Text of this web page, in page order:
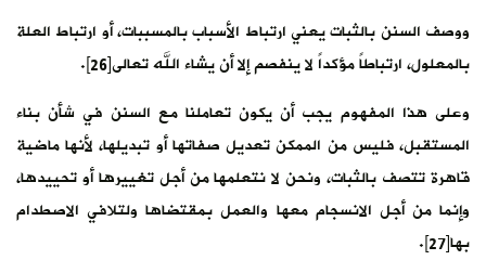
ووصف السنن بالثبات يعني ارتباط الأسباب بالمسببات، أو ارتباط العلة
بالمعلول، ارتباطاً مؤكداً لا ينفصم إلا أن يشاء الله تعالى[26].
وعلى هذا المفهوم يجب أن يكون تعاملنا مع السنن في شأن بناء
المستقبل، فليس من الممكن تعديل صفاتها أو تبديلها، لأنها ماضية
قاهرة تتصف بالثبات، ونحن لا نتعلمها من أجل تغييرها أو تحييدها،
وإنما من أجل الانسجام معها والعمل بمقتضاها ولتلافي الاصطدام
بها[27].